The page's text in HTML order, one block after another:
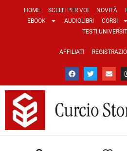
HOME SCELTI PER VOI NOVITÀ
EBOOK
AUDIOLIBRI CORSI
TESTI
AFFILIATI